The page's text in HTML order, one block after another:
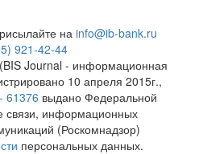
на info@ib-bank.ru
921-42-44
Journal - информационная
10 апреля 2015г.,
61376 выдано Федеральной
связи, информационных
(Роскомнадзор)
персональных данных.